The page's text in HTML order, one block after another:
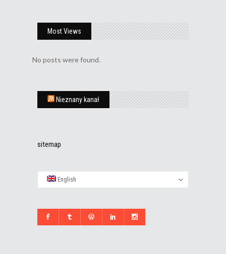
Most Views
No posts were found.
Nieznany kanał
sitemap
English